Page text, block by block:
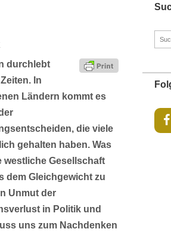
durchlebt
In
Ländern kommt es
die viele
gehalten haben. Was
westliche Gesellschaft
dem Gleichgewicht zu
Unmut der
in Politik und
uns zum Nachdenken